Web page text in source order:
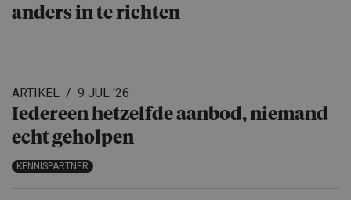
anders in te richten
ARTIKEL 9 JUL '26
Iedereen hetzelfde aanbod, niemand
echt geholpen
KENNISPARTNER